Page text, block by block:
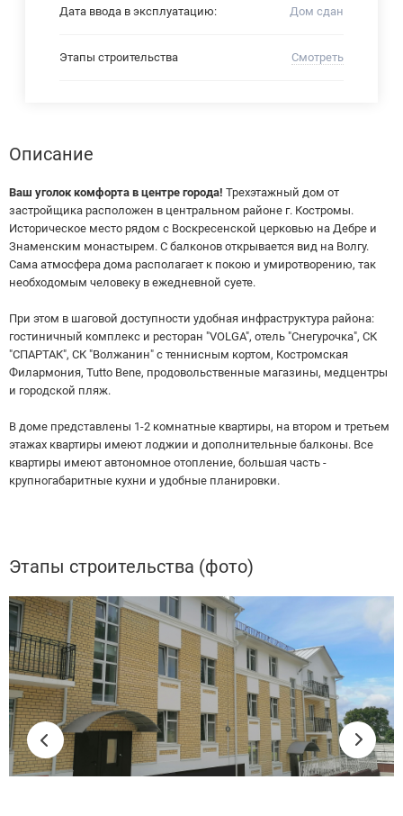
Дата ввода в эксплуатацию: Дом сдан
Этапы строительства Смотреть
Описание
Ваш уголок комфорта в центре города! Трехэтажный дом от
застройщика расположен в центральном районе г. Костромы.
Историческое место рядом с Воскресенской церковью на Дебре и
Знаменским монастырем. С балконов открывается вид на Волгу.
Сама атмосфера дома располагает к покою и умиротворению, так
необходомым человеку в ежедневной суете.
При этом в шаговой доступности удобная инфраструктура района:
гостиничный комплекс и ресторан "VOLGA", отель "Снегурочка", СК
"СПАРТАК", СК "Волжанин" с теннисным кортом, Костромская
Филармония, Tutto Bene, продовольственные магазины, медцентры
и городской пляж.
В доме представлены 1-2 комнатные квартиры, на втором и третьем
этажах квартиры имеют лоджии и дополнительные балконы. Все
квартиры имеют автономное отопление, большая часть -
крупногабаритные кухни и удобные планировки.
Этапы строительства (фото)